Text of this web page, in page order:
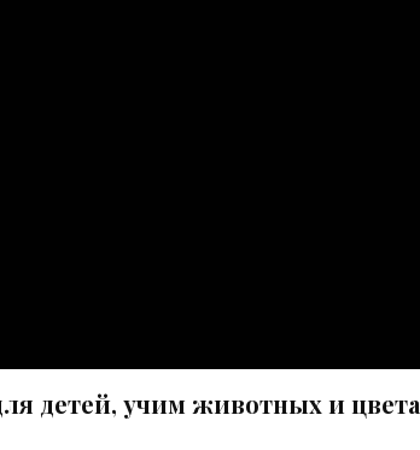
детей, учим животных и цвета